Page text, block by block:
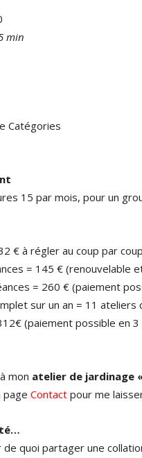
min
Catégories
15 par mois, pour un
€ à régler au coup par
= 145 € (renouvelable
= 260 € (paiement
un an = 11 ateliers
(paiement possible en
mon atelier de jardinage
page Contact pour me
quoi partager une